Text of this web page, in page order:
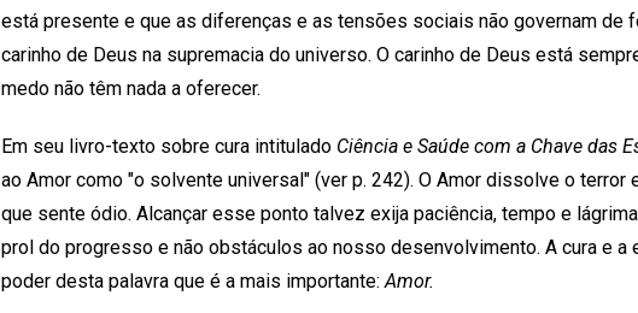
está presente e que as diferenças e as tensões sociais não governam de
carinho de Deus na supremacia do universo. O carinho de Deus está
medo não têm nada a oferecer.
Em seu livro-texto sobre cura intitulado Ciência e Saúde com a Chave das
ao Amor como "o solvente universal" (ver p. 242). O Amor dissolve o terror
que sente ódio. Alcançar esse ponto talvez exija paciência, tempo e
prol do progresso e não obstáculos ao nosso desenvolvimento. A cura e a
poder desta palavra que é a mais importante:Amor.